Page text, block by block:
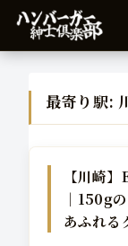
最寄り駅:
【川崎
｜150g
あふれる